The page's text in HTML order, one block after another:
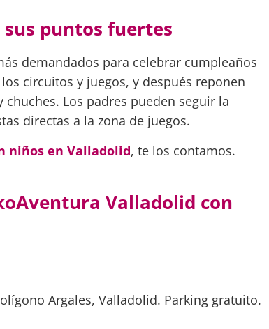
puntos fuertes
demandados para celebrar cumpleaños
circuitos y juegos, y después reponen
Los padres pueden seguir la
directas a la zona de juegos.
niños en Valladolid, te los contamos.
Valladolid con
Argales, Valladolid. Parking gratuito.